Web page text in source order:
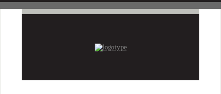
Новости
Бизнес